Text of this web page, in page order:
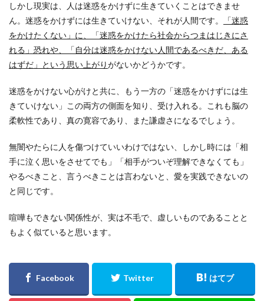
しかし現実は、人は迷惑をかけずに生きていくことはできませ
ん。迷惑をかけずには生きていけない、それが人間です。
「迷惑
をかけたくない」に、「迷惑をかけたら社会からつまはじきにさ
れる」恐れや、「自分は迷惑をかけない人間であるべきだ、ある
はずだ」という思い上がりがないかどうかです。
迷惑をかけない心がけと共に、もう一方の「迷惑をかけずには生
きていけない」この両方の側面を知り、受け入れる。これも脳の
柔軟性であり、真の寛容であり、また謙虚さになるでしょう。
無闇やたらに人を傷つけていいわけではない、しかし時には「相
手に泣く思いをさせてでも」「相手がついぞ理解できなくても」
やるべきこと、言うべきことは言わないと、愛を実践できないの
と同じです。
喧嘩もできない関係性が、実は不毛で、虚しいものであることと
もよく似ていると思います。